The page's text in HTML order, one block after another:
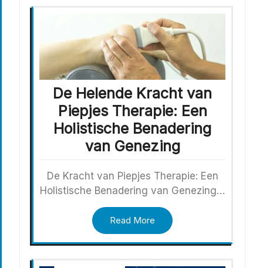
De Helende Kracht van
Piepjes Therapie: Een
Holistische Benadering
van Genezing
De Kracht van Piepjes Therapie: Een
Holistische Benadering van Genezing…
Read More